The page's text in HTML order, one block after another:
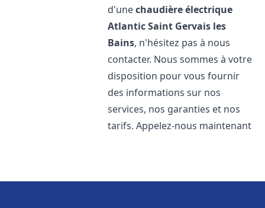
d'unechaudière électrique
AtlanticSaint Gervais les
Bains, n'hésitez pas à nous
contacter. Nous sommes à votre
disposition pour vous fournir
des informations sur nos
services, nos garanties et nos
tarifs. Appelez-nous maintenant